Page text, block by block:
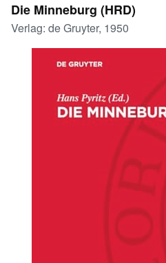
Meine Bestellungen
Detailsuche
Sammlungen
Kunst & Sammlerstücke
Die Minneburg (HRD)
Verlag: de Gruyter, 1950